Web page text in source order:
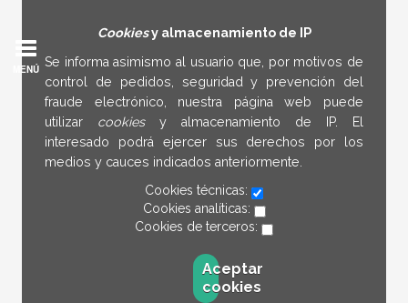
Cookiesy almacenamiento de IP
Se informa asimismo al usuario que, por motivos de
control de pedidos, seguridad y prevención del
fraude electrónico, nuestra página web puede
utilizar cookies y almacenamiento de IP. El
interesado podrá ejercer sus derechos por los
medios y cauces indicados anteriormente.
Cookies técnicas:
Cookies analíticas:
Cookies de terceros:
Aceptar
cookies
MENÚ